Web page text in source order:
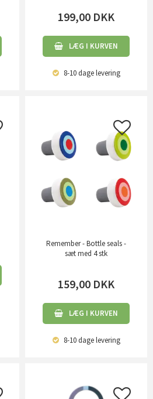
199,00 DKK
LÆG I KURVEN
8-10 dagelevering
Remember - Bottle seals -
sæt med 4 stk
159,00 DKK
LÆG I KURVEN
8-10 dagelevering